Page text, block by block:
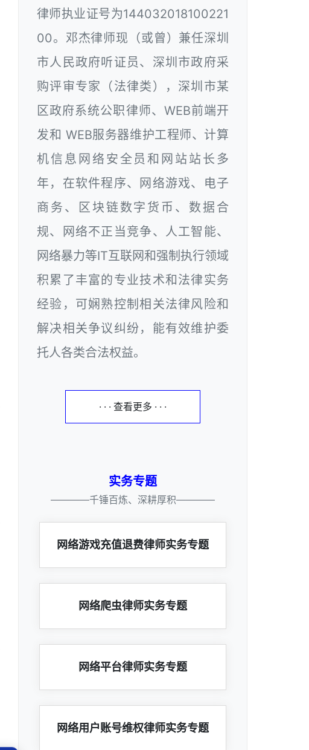
律师执业证号为144032018100221
00。邓杰律师现（或曾）兼任深圳
市人民政府听证员、深圳市政府采
购评审专家（法律类），深圳市某
区政府系统公职律师、WEB前端开
发和 WEB服务器维护工程师、计算
机信息网络安全员和网站站长多
年，在软件程序、网络游戏、电子
商务、区块链数字货币、数据合
规、网络不正当竞争、人工智能、
网络暴力等IT互联网和强制执行领域
积累了丰富的专业技术和法律实务
经验，可娴熟控制相关法律风险和
解决相关争议纠纷，能有效维护委
托人各类合法权益。
· · · 查看更多 · · ·
实务专题
————千锤百炼、深耕厚积————
网络游戏充值退费律师实务专题
网络爬虫律师实务专题
网络平台律师实务专题
网络用户账号维权律师实务专题